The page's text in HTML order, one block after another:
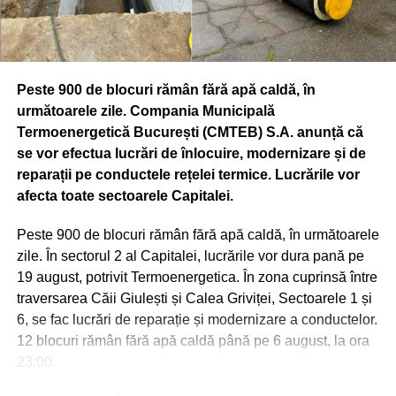
de Mediu – Serviciul Ecologie Urbană, Primăria
Municipiului Bucureşti, în parteneriat cu Muzeul
Municipiului Bucureşti. În cadrul proiectului vor fi
itinerante proprii referitoare la istoria Jandarmeriei
(uniforme naţionale şi internaţionale), puse la dispoziţie
de Inspectoratul General al Jandarmeriei Române,
materiale şi machete puse la dispoziţie de Institutul
Astronomic al Academiei Române şi de Observatorul
Astronomic Amiral Vasile Urseanu – Muzeul Municipiului
Societatea de Transport Bucureşti.
CASA DINU LIPATTI (BD. LASCĂR CATARGIU, NR. 12)
Vineri, 20 septembrie, ora 18.00 – „Zilele Bucureştiului” la
Casa Dinu Lipatti – Recital Tinere Talente. Eveniment
organizat de Muzeul Municipiului Bucureşti şi Fundaţia
Regală Margareta a României. Accesul este gratuit în
Peste 900 de blocuri rămân fără apă caldă, în
următoarele zile. Compania Municipală
Termoenergetică București (CMTEB) S.A. anunță că
se vor efectua lucrări de înlocuire, modernizare și de
reparații pe conductele rețelei termice. Lucrările vor
afecta toate sectoarele Capitalei.
Peste 900 de blocuri rămân fără apă caldă, în următoarele
zile. În sectorul 2 al Capitalei, lucrările vor dura pană pe
19 august, potrivit Termoenergetica. În zona cuprinsă între
traversarea Căii Giulești și Calea Griviței, Sectoarele 1 și
6, se fac lucrări de reparație și modernizare a conductelor.
12 blocuri rămân fără apă caldă până pe 6 august, la ora
23:00.